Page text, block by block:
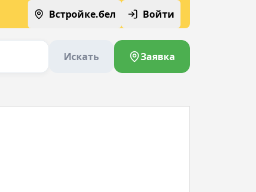
Встройке.бел Войти
Искать Заявка